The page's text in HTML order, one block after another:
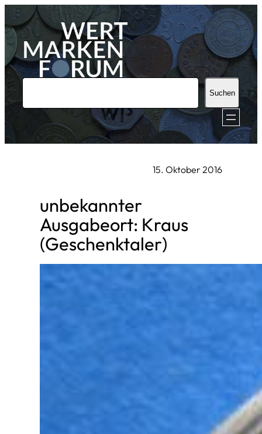
Zum
Inhalt
springen
u
h
Suchen
15. Oktober 2016
unbekannter
Ausgabeort: Kraus
(Geschenktaler)